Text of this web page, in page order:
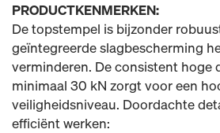
PRODUCTKENMERKEN:
De topstempel is bijzonder
geïntegreerde slagbescherming
verminderen. De consistent hoge
minimaal 30 kN zorgt voor een
veiligheidsniveau. Doordachte
efficiënt werken: